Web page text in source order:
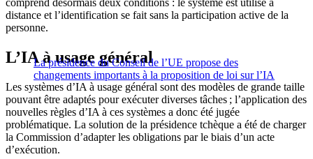
comprend désormais deux conditions : le système est utilisé à
distance et l’identification se fait sans la participation active de la
personne.
La présidence du Conseil de l’UE propose des
changements importants à la proposition de loi sur l’IA
L’IA à usage général
Les systèmes d’IA à usage général sont des modèles de grande taille
pouvant être adaptés pour exécuter diverses tâches ; l’application des
nouvelles règles d’IA à ces systèmes a donc été jugée
problématique. La solution de la présidence tchèque a été de charger
la Commission d’adapter les obligations par le biais d’un acte
d’exécution.